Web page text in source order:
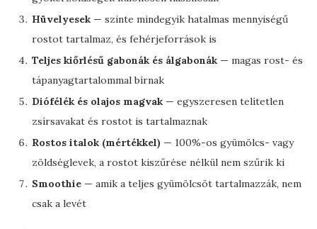
Hüvelyesek — szinte mindegyik hatalmas mennyiségű
rostot tartalmaz, és fehérjeforrások is
Teljes kiőrlésű gabonák és álgabonák — magas rost- és
tápanyagtartalommal bírnak
Diófélék és olajos magvak — egyszeresen telítetlen
zsírsavakat és rostot is tartalmaznak
Rostos italok (mértékkel) — 100%-os gyümölcs- vagy
zöldséglevek, a rostot kiszűrése nélkül nem szűrik ki
Smoothie — amik a teljes gyümölcsöt tartalmazzák, nem
csak a levét